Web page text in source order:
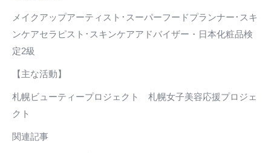
メイクアップアーティスト･スーパーフードプランナー･スキ
ンケアセラピスト･スキンケアアドバイザー・日本化粧品検
定2級
【主な活動】
札幌ビューティープロジェクト 札幌女子美容応援プロジェ
クト
関連記事